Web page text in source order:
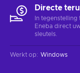
Directe
In
Eneba direct
sleutels.
Werkt op: Windows